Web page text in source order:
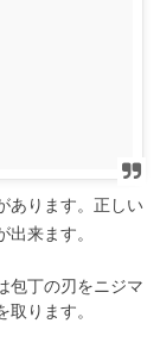
あります。正しい
来ます。
包丁の刃をニジマ
ります。